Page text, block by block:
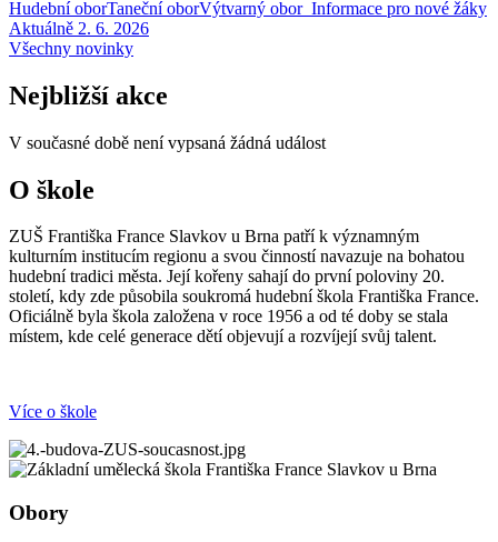
Hudební oborTaneční oborVýtvarný obor Informace pro nové žáky
Aktuálně 2. 6. 2026
Všechny novinky
Nejbližší akce
V současné době není vypsaná žádná událost
O škole
ZUŠ Františka France Slavkov u Brna patří k významným
kulturním institucím regionu a svou činností navazuje na bohatou
hudební tradici města. Její kořeny sahají do první poloviny 20.
století, kdy zde působila soukromá hudební škola Františka France.
Oficiálně byla škola založena v roce 1956 a od té doby se stala
místem, kde celé generace dětí objevují a rozvíjejí svůj talent.
Více o škole
Obory